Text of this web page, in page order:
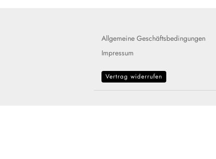
Allgemeine Geschäftsbedingungen
Impressum
Vertrag widerrufen